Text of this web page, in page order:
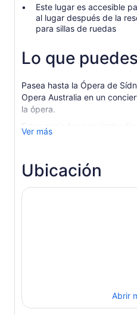
Este lugar es accesible
al lugar después de la
para sillas de ruedas
Lo que
Pasea hasta la Ópera de
Opera Australia en un
la ópera.
Estos relajados conciertos
en el puerto de Sídney y
más interpretadas por
de ópera de Australia,
Tiempo de ejecución:
Ver más
Ubicación
Abrir